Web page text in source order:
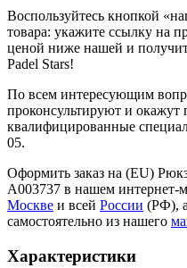
Воспользуйтесь кнопкой
товара: укажите ссылку на
ценой ниже нашей и
Padel Stars!
По всем интересующим
проконсультируют и
квалифицированные
05.
Оформить заказ на (EU)
A003737 в нашем интернет-
Москве и всей России (РФ), а
самостоятельно из нашего
Характеристики